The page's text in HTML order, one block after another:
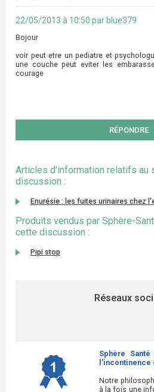
22/05/2013 à 10:50 par blue379
Bojour
voir peut etre un pediatre et
une couche peut eviter les
courage
RÉPONDRE
Articles d'information relatifs au
discussion :
Enurésie : les fuites urinaires chez
Produits vendus par Sphère-
cette discussion :
Pipi stop
Réseaux
Sphère
Notre
à la fois une